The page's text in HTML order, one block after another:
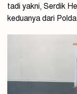
tadi yakni, Serdik
keduanya dari